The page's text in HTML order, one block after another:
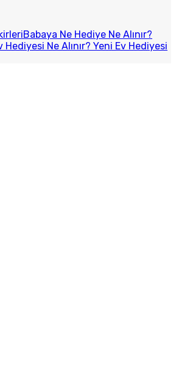
Babaya Ne Hediye Ne Alınır?
Hediyesi Ne Alınır? Yeni Ev Hediyesi